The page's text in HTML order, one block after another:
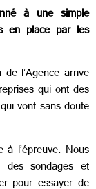
à une simple
en place par les
l’Agence arrive
qui ont des
vont sans doute
l’épreuve. Nous
des sondages et
pour essayer de